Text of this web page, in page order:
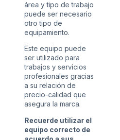
área y tipo de trabajo
puede ser necesario
otro tipo de
equipamiento.
Este equipo puede
ser utilizado para
trabajos y servicios
profesionales gracias
a su relación de
precio-calidad que
asegura la marca.
Recuerde utilizar el
equipo correcto de